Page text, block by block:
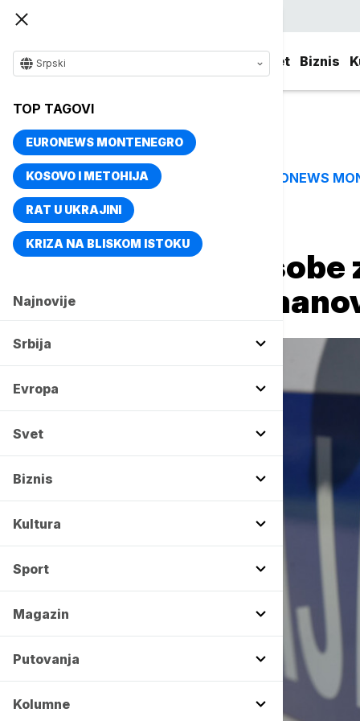
Svet Biznis
Srpski
TOP TAGOVI
EURONEWS MONTENEGRO
KOSOVO I METOHIJA
RAT U UKRAJINI
KRIZA NA BLISKOM ISTOKU
Najnovije
Srbija
Evropa
Svet
Biznis
Kultura
Sport
Magazin
Putovanja
Kolumne
TOP TAGOVI EURONEWS
Naslovna Srbija
Uhapšene tri
kancelarije